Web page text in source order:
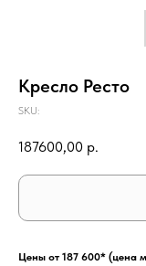
Кресло Ресто
SKU:
187600,00 р.
Цены от 187 600* (цена